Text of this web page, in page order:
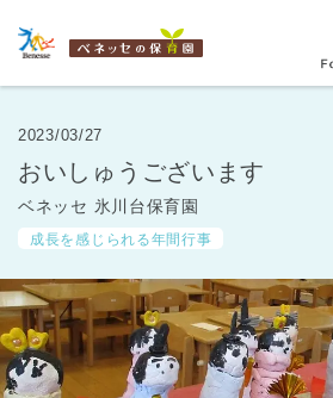
保育園
住所・駅
す
2023/03/27
おいしゅうございます
ベネッセ 氷川台保育園
成長を感じられる年間行事